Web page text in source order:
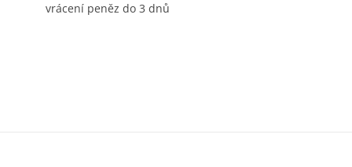
vrácení peněz do 3 dnů